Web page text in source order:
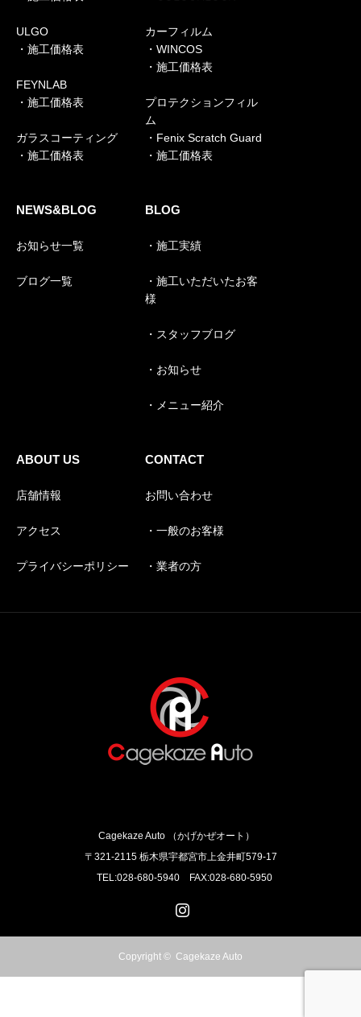
ULGO
・施工価格表
FEYNLAB
・施工価格表
ガラスコーティング
・施工価格表
カーフィルム
・WINCOS
・施工価格表
プロテクションフィル
ム
・Fenix Scratch Guard
・施工価格表
NEWS&BLOG
お知らせ一覧
ブログ一覧
BLOG
・施工実績
・施工いただいたお客
様
・スタッフブログ
・お知らせ
・メニュー紹介
ABOUT US
店舗情報
アクセス
プライバシーポリシー
CONTACT
お問い合わせ
・一般のお客様
・業者の方
Cagekaze Auto （かげかぜオート）
〒321-2115 栃木県宇都宮市上金井町579‐17
TEL:028-680-5940 FAX:028-680-5950
Copyright © Cagekaze Auto